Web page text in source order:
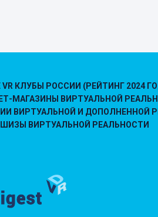
КЛУБЫ РОССИИ (РЕЙТИНГ 2024
МАГАЗИНЫ ВИРТУАЛЬНОЙ
ВИРТУАЛЬНОЙ И ДОПОЛНЕННОЙ
ВИРТУАЛЬНОЙ РЕАЛЬНОСТИ